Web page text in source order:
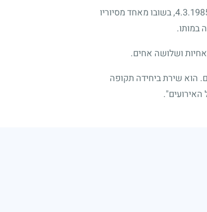
, בשובו מאחד מסיוריו
במותו.
ושלושה אחים.
הוא שירת ביחידה תקופה